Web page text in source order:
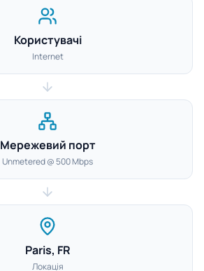
Користувачі
Internet
Мережевий порт
Unmetered @ 500 Mbps
Paris, FR
Локація